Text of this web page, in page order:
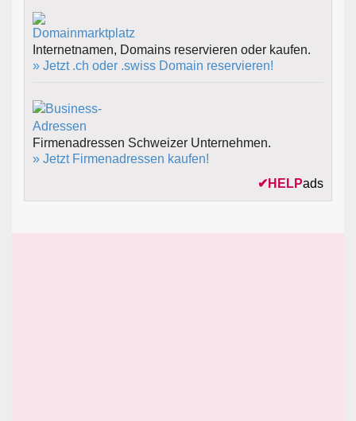
Internetnamen, Domains reservieren oder kaufen.
» Jetzt .ch oder .swiss Domain reservieren!
Firmenadressen Schweizer Unternehmen.
» Jetzt Firmenadressen kaufen!
✔ HELPads